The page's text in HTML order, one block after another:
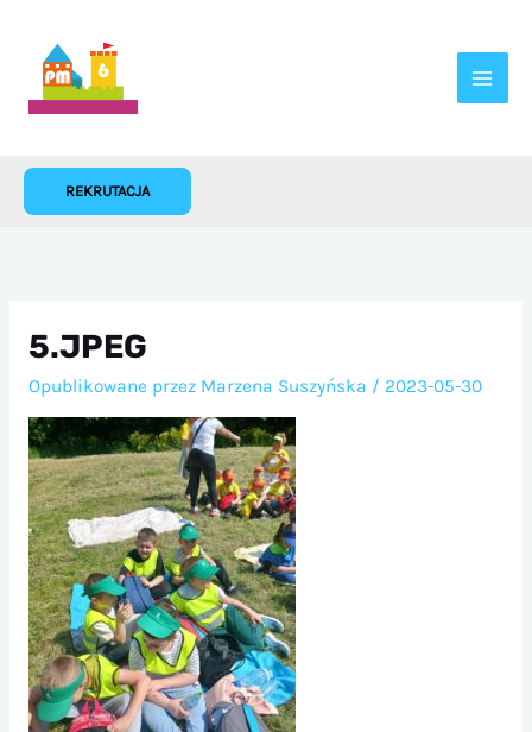
treści
REKRUTACJA
5.JPEG
Opublikowane przez Marzena Suszyńska / 2023-05-30